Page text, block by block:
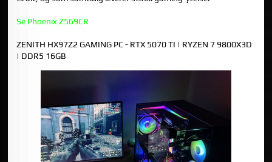
Se Phoenix Z569CR
ZENITH HX97Z2 GAMING PC - RTX 5070 TI | RYZEN 7 9800X3D
| DDR5 16GB